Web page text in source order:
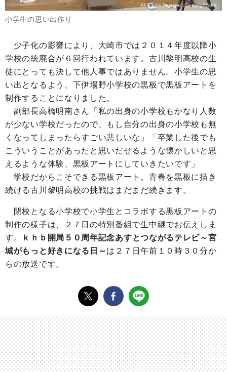
小学生の思い出作り
少子化の影響により、大崎市では２０１４年度以降小
学校の統廃合が６回行われています。古川黎明高校の生
徒にとっても決して他人事ではありません。小学生の思
い出となるよう、下伊場野小学校の黒板で黒板アートを
制作することになりました。
副部長高橋明南さん「私の出身の小学校もかなり人数
が少ない学校だったので、もし自分の出身の小学校も無
くなってしまったらすごい悲しいな」「卒業した後でも
こういうことがあったと思いだせるような懐かしいと思
えるような体験、黒板アートにしていきたいです」
学校だからこそできる黒板アート。青春を黒板に描き
続ける古川黎明高校の挑戦はまだまだ続きます。
閉校となる小学校で小学生とコラボする黒板アートの
制作の様子は、２７日の特別番組で生中継でお伝えしま
す。
ｋｈｂ開局５０周年記念あすとつながるテレビ～宮
城がもっと好きになる日～は２７日午前１０時３０分か
らの放送です。